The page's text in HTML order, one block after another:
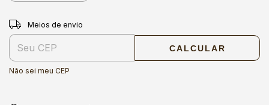
Entregas para o CEP:
Meios de envio
CALCULAR
Não sei meu CEP